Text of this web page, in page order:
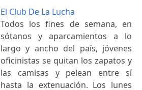
El Club De La Lucha
Todos los fines de semana, en
sótanos y aparcamientos a lo
largo y ancho del país, jóvenes
oficinistas se quitan los zapatos y
las camisas y pelean entre sí
hasta la extenuación. Los lunes